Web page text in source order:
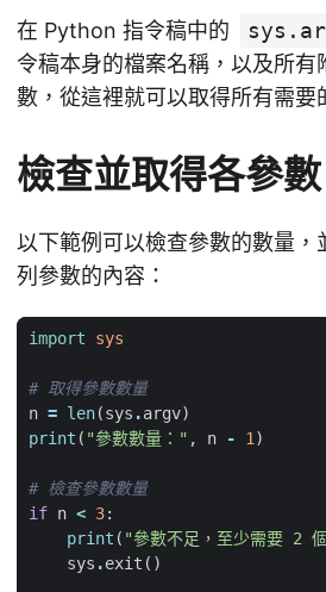
在 Python 指令稿中的
令稿本身的檔案名稱，以及所有
數，從這裡就可以取得所有需要
檢查並取得各參數
以下範例可以檢查參數的數量，
列參數的內容：
import sys
# 取得參數數量
n = len(sys .argv)
print ( "參數數量：" , n - 1)
# 檢查參數數量
if n < 3:
print ( "參數不足，至少需要 2
sys .exit ()